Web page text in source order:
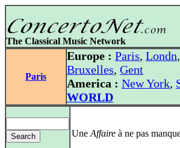
The Classical Music Network
Paris
Europe : Paris, Londn,
Bruxelles, Gent
America : New York,
WORLD
Une Affaire à ne pas